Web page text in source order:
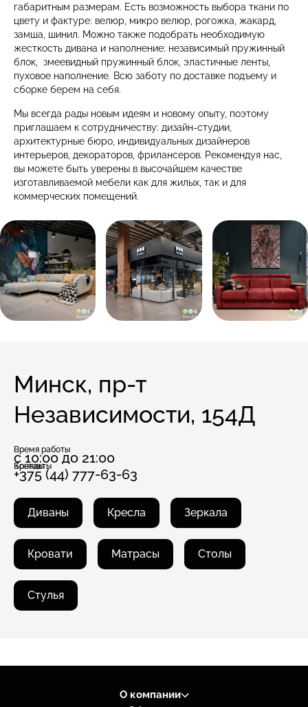
габаритным размерам. Есть возможность выбора ткани по
цвету и фактуре: велюр, микро велюр, рогожка, жакард,
замша, шинил. Можно также подобрать необходимую
жесткость дивана и наполнение: независимый пружинный
блок, змеевидный пружинный блок, эластичные ленты,
пуховое наполнение. Всю заботу по доставке подъему и
сборке берем на себя.
Мы всегда рады новым идеям и новому опыту, поэтому
приглашаем к сотрудничеству: дизайн-студии,
архитектурные бюро, индивидуальных дизайнеров
интерьеров, декораторов, фрилансеров. Рекомендуя нас,
вы можете быть уверены в высочайшем качестве
изготавливаемой мебели как для жилых, так и для
коммерческих помещений.
Минск, пр-т
Независимости, 154Д
Время работы
с 10:00 до 21:00
Бренды
Контакты
+375 (44) 777-63-63
Диваны Кресла Зеркала
Кровати Матрасы Столы
Стулья
О компании